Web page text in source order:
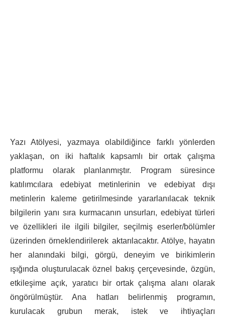
Yazı Atölyesi, yazmaya olabildiğince farklı yönlerden
yaklaşan, on iki haftalık kapsamlı bir ortak çalışma
platformu olarak planlanmıştır. Program süresince
katılımcılara edebiyat metinlerinin ve edebiyat dışı
metinlerin kaleme getirilmesinde yararlanılacak teknik
bilgilerin yanı sıra kurmacanın unsurları, edebiyat türleri
ve özellikleri ile ilgili bilgiler, seçilmiş eserler/bölümler
üzerinden örneklendirilerek aktarılacaktır. Atölye, hayatın
her alanındaki bilgi, görgü, deneyim ve birikimlerin
ışığında oluşturulacak öznel bakış çerçevesinde, özgün,
etkileşime açık, yaratıcı bir ortak çalışma alanı olarak
öngörülmüştür. Ana hatları belirlenmiş programın,
kurulacak grubun merak, istek ve ihtiyaçları